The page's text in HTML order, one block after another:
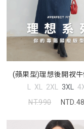
(蘋果型)理想後開衩
L XL 2XL 3XL
NT.990